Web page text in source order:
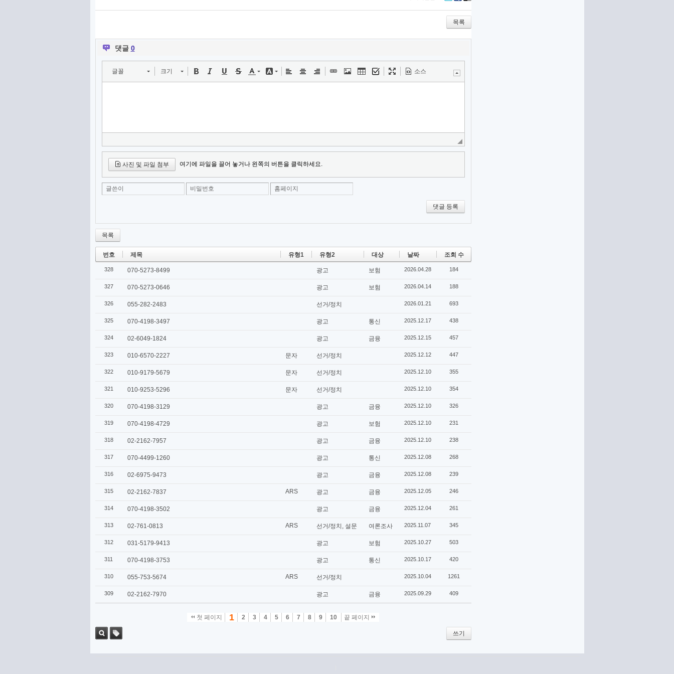
목록
댓글 0
글꼴 크기 소스
사진 및 파일 첨부 여기에 파일을 끌어 놓거나 왼쪽의 버튼을 클릭하세요.
글쓴이 비밀번호 홈페이지
댓글 등록
목록
번호 제목 유형1 유형2 대상 날짜 조회 수
328 070-5273-8499 광고 보험 2026.04.28 184
327 070-5273-0646 광고 보험 2026.04.14 188
326 055-282-2483 선거/정치 2026.01.21 693
325 070-4198-3497 광고 통신 2025.12.17 438
324 02-6049-1824 광고 금융 2025.12.15 457
323 010-6570-2227 문자 선거/정치 2025.12.12 447
322 010-9179-5679 문자 선거/정치 2025.12.10 355
321 010-9253-5296 문자 선거/정치 2025.12.10 354
320 070-4198-3129 광고 금융 2025.12.10 326
319 070-4198-4729 광고 보험 2025.12.10 231
318 02-2162-7957 광고 금융 2025.12.10 238
317 070-4499-1260 광고 통신 2025.12.08 268
316 02-6975-9473 광고 금융 2025.12.08 239
315 02-2162-7837 ARS 광고 금융 2025.12.05 246
314 070-4198-3502 광고 금융 2025.12.04 261
313 02-761-0813 ARS 선거/정치, 설문 여론조사 2025.11.07 345
312 031-5179-9413 광고 보험 2025.10.27 503
311 070-4198-3753 광고 통신 2025.10.17 420
310 055-753-5674 ARS 선거/정치 2025.10.04 1261
309 02-2162-7970 광고 금융 2025.09.29 409
첫 페이지 1 2 3 4 5 6 7 8 9 10 끝 페이지
쓰기